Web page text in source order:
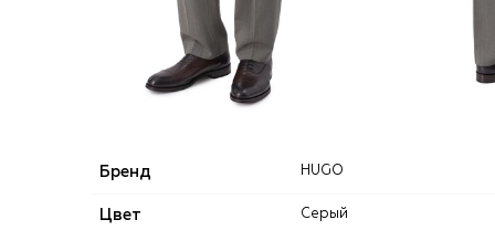
Бренд HUGO
Цвет Серый